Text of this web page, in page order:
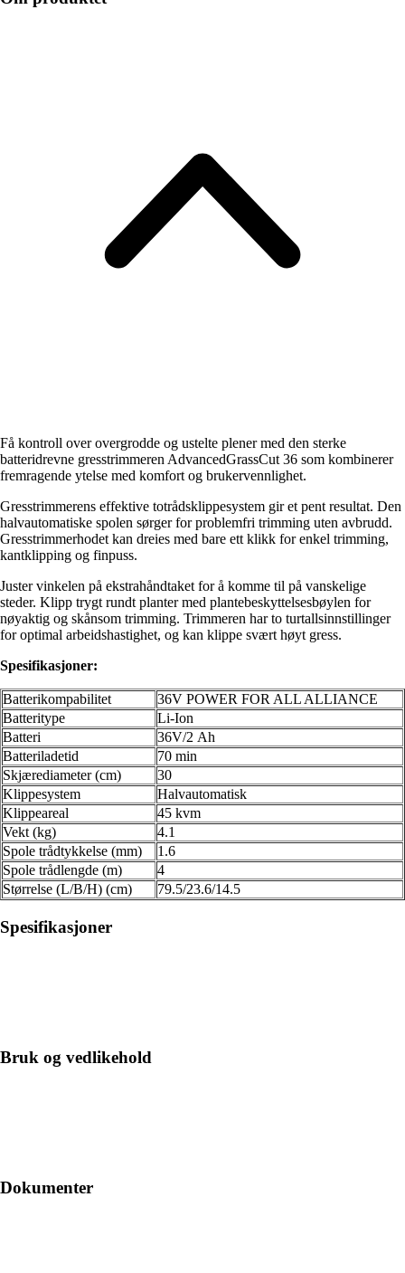
Få kontroll over overgrodde og ustelte plener med den sterke
batteridrevne gresstrimmeren AdvancedGrassCut 36 som kombinerer
fremragende ytelse med komfort og brukervennlighet.
Gresstrimmerens effektive totrådsklippesystem gir et pent resultat. Den
halvautomatiske spolen sørger for problemfri trimming uten avbrudd.
Gresstrimmerhodet kan dreies med bare ett klikk for enkel trimming,
kantklipping og finpuss.
Juster vinkelen på ekstrahåndtaket for å komme til på vanskelige
steder. Klipp trygt rundt planter med plantebeskyttelsesbøylen for
nøyaktig og skånsom trimming. Trimmeren har to turtallsinnstillinger
for optimal arbeidshastighet, og kan klippe svært høyt gress.
Spesifikasjoner:
Batterikompabilitet
36V POWER FOR ALL ALLIANCE
Batteritype
Li-Ion
Batteri
36V/2 Ah
Batteriladetid
70 min
Skjærediameter (cm)
30
Klippesystem
Halvautomatisk
Klippeareal
45 kvm
Vekt (kg)
4.1
Spole trådtykkelse (mm)
1.6
Spole trådlengde (m)
4
Størrelse (L/B/H) (cm)
79.5/23.6/14.5
Spesifikasjoner
Bruk og vedlikehold
Dokumenter